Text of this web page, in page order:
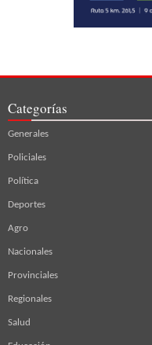
Categorías
Generales
Policiales
Política
Deportes
Agro
Nacionales
Provinciales
Regionales
Salud